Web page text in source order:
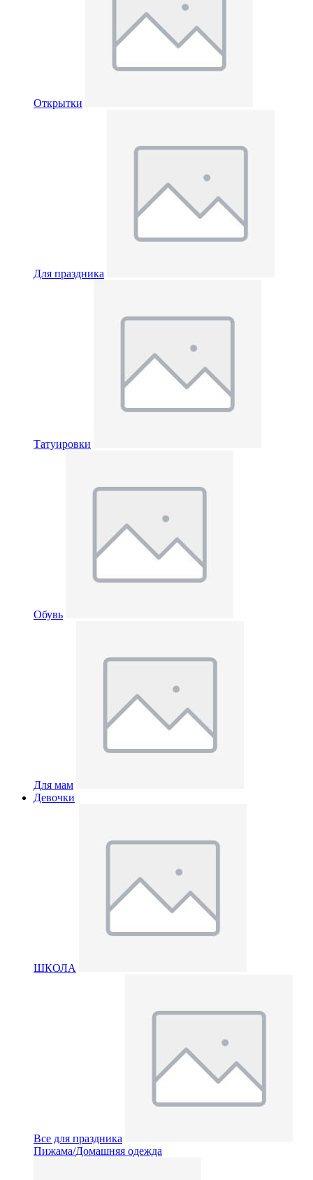
Открытки
Для праздника
Татуировки
Обувь
Для мам
Девочки
ШКОЛА
Все для праздника
Пижама/Домашняя одежда